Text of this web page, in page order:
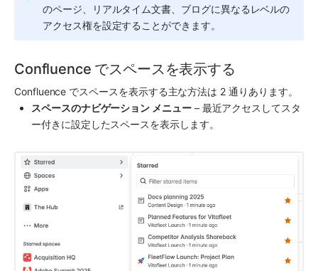
のページ、リアルタイム文書、ブログに異なるレベルの
アクセス権を設定することができます。
Confluence でスペースを表示する
Confluence でスペースを表示する主な方法は 2 通りあります。
スペースのナビゲーション メニュー – 最近アクセスしてスタ
ー付きに設定したスペースを表示します。